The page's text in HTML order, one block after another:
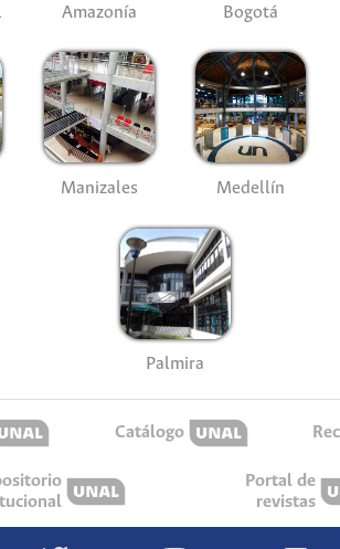
Amazonía Bogotá
Manizales Medellín
Palmira
Catálogo
Portal de
revistas